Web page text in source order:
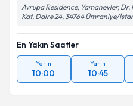
Avrupa Residence, Yamanevler, Dr.
Kat, Daire 24, 34764 Ümraniye/
En Yakın Saatler
Yarın
10:00
Yarın
10:45